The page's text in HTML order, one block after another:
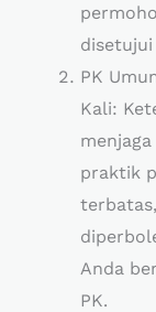
PK
Kali:
praktik
Anda
PK.